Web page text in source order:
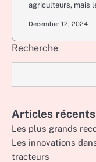
agriculteurs, mais
December 12, 2024
Recherche
Articles récents
Les plus grands
Les innovations
tracteurs